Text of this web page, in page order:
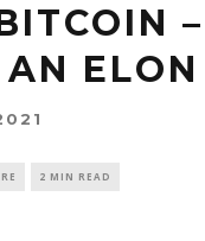
2 MIN READ